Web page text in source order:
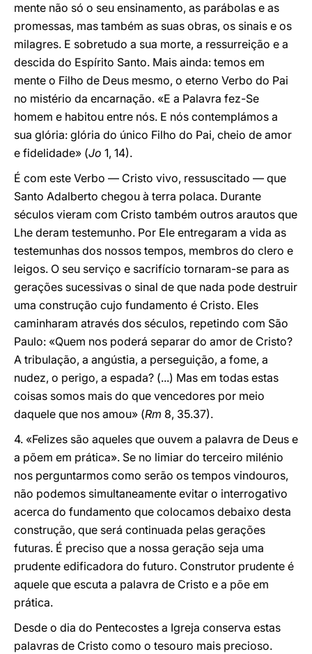
mente não só o seu ensinamento, as parábolas e as
promessas, mas também as suas obras, os sinais e os
milagres. E sobretudo a sua morte, a ressurreição e a
descida do Espírito Santo. Mais ainda: temos em
mente o Filho de Deus mesmo, o eterno Verbo do Pai
no mistério da encarnação. «E a Palavra fez-Se
homem e habitou entre nós. E nós contemplámos a
sua glória: glória do único Filho do Pai, cheio de amor
e fidelidade» (Jo 1, 14).
É com este Verbo ― Cristo vivo, ressuscitado ― que
Santo Adalberto chegou à terra polaca. Durante
séculos vieram com Cristo também outros arautos que
Lhe deram testemunho. Por Ele entregaram a vida as
testemunhas dos nossos tempos, membros do clero e
leigos. O seu serviço e sacrifício tornaram-se para as
gerações sucessivas o sinal de que nada pode destruir
uma construção cujo fundamento é Cristo. Eles
caminharam através dos séculos, repetindo com São
Paulo: «Quem nos poderá separar do amor de Cristo?
A tribulação, a angústia, a perseguição, a fome, a
nudez, o perigo, a espada? (...) Mas em todas estas
coisas somos mais do que vencedores por meio
daquele que nos amou» (Rm 8, 35.37).
4. «Felizes são aqueles que ouvem a palavra de Deus e
a põem em prática». Se no limiar do terceiro milénio
nos perguntarmos como serão os tempos vindouros,
não podemos simultaneamente evitar o interrogativo
acerca do fundamento que colocamos debaixo desta
construção, que será continuada pelas gerações
futuras. É preciso que a nossa geração seja uma
prudente edificadora do futuro. Construtor prudente é
aquele que escuta a palavra de Cristo e a põe em
prática.
Desde o dia do Pentecostes a Igreja conserva estas
palavras de Cristo como o tesouro mais precioso.